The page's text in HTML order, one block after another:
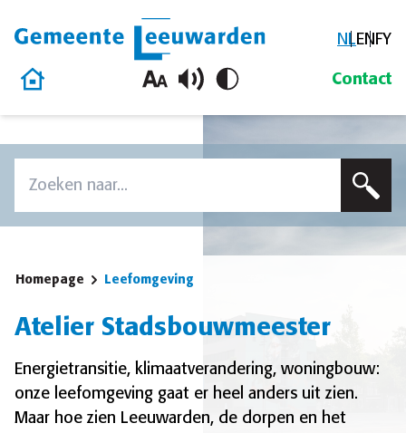
Gemeente Leeuwarden NLENFY
Homepage
Contact
Homepage Leefomgeving
Atelier Stadsbouwmeester
Energietransitie, klimaatverandering, woningbouw:
onze leefomgeving gaat er heel anders uit zien.
Maar hoe zien Leeuwarden, de dorpen en het